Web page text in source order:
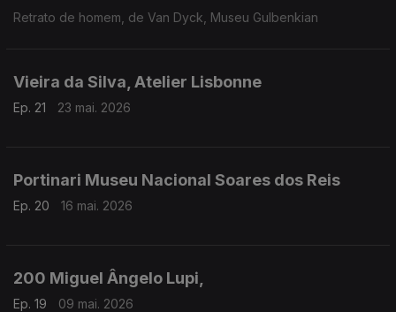
Retrato de homem, de Van Dyck, Museu Gulbenkian
Vieira da Silva, Atelier Lisbonne
Ep. 21 23 mai. 2026
Portinari Museu Nacional Soares dos Reis
Ep. 20 16 mai. 2026
200 Miguel Ângelo Lupi,
Ep. 19 09 mai. 2026